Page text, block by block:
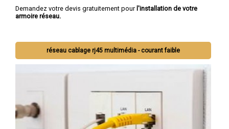
Demandez votre devis gratuitement pourl'installation de votre
armoire réseau.
réseau cablage rj45 multimédia - courant faible